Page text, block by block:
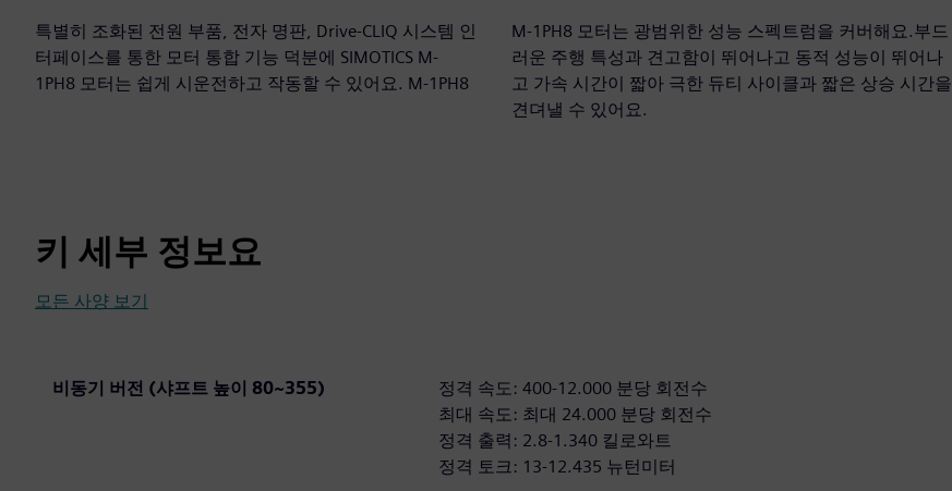
특별히 조화된 전원 부품, 전자 명판, Drive‑CLIQ 시스템 인
터페이스를 통한 모터 통합 기능 덕분에 SIMOTICS M-
1PH8 모터는 쉽게 시운전하고 작동할 수 있어요. M-1PH8
M-1PH8 모터는 광범위한 성능 스펙트럼을 커버해요.부드
러운 주행 특성과 견고함이 뛰어나고 동적 성능이 뛰어나
고 가속 시간이 짧아 극한 듀티 사이클과 짧은 상승 시간을
견뎌낼 수 있어요.
키 세부 정보요
모든 사양 보기
비동기 버전 (샤프트 높이 80~355)
정격 속도: 400-12.000 분당 회전수
최대 속도: 최대 24.000 분당 회전수
정격 출력: 2.8-1.340 킬로와트
정격 토크: 13-12.435 뉴턴미터